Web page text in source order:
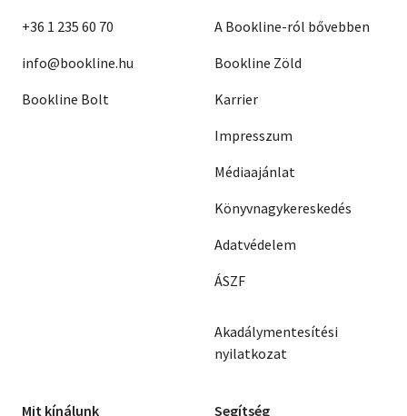
+36 1 235 60 70
info@bookline.hu
Bookline Bolt
A Bookline-ról bővebben
Bookline Zöld
Karrier
Impresszum
Médiaajánlat
Könyvnagykereskedés
Adatvédelem
ÁSZF
Akadálymentesítési
nyilatkozat
Mit kínálunk Segítség